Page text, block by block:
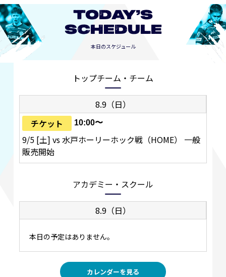
TODAY’S
SCHEDULE
本日のスケジュール
トップチーム・チーム
8.9（日）
チケット
10:00〜
9/5 [土] vs 水戸ホーリーホック戦（HOME） 一般
販売開始
アカデミー・スクール
8.9（日）
本日の予定はありません。
カレンダーを見る